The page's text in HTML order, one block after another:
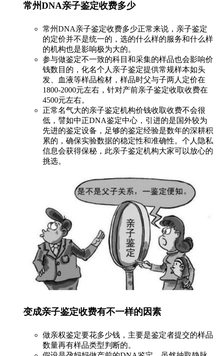
常州DNA亲子鉴定收费多少
常州DNA亲子鉴定收费多少正常来说，亲子鉴定
的定价并不是统一的，选的什么样的服务和什么样
的机构也是影响极为大的。
参与做鉴定不一致的科目和采集的样品也会影响价
钱数目的，化名个人亲子鉴定提供常规样本如头
发、血液等样品检材，样品时父与子两人定价在
1800-2000元左右，针对产前亲子鉴定收取收费在
4500元左右。
正常名气大的亲子鉴定机构价钱收取收费不会很
低，譬如中正DNA鉴定中心，引进的是国外较为
先进的鉴定设备，足够的鉴定经验是数年的深耕积
累的，确保实验数据的稳定性和准确性。个人隐私
信息会获得保秘，此亲子鉴定机构大家可以放心的
挑选。
变成亲子鉴定收费有不一样的因素
做亲权鉴定要花多少钱，主要是鉴定者提交的样品
数量再有样品类型判断的。